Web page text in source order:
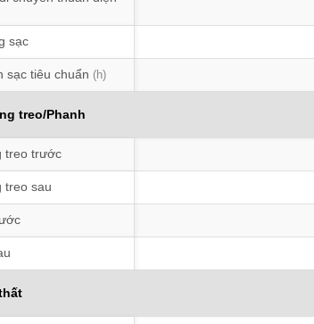
sạc
sạc tiêu chuẩn (h)
treo/Phanh
treo trước
treo sau